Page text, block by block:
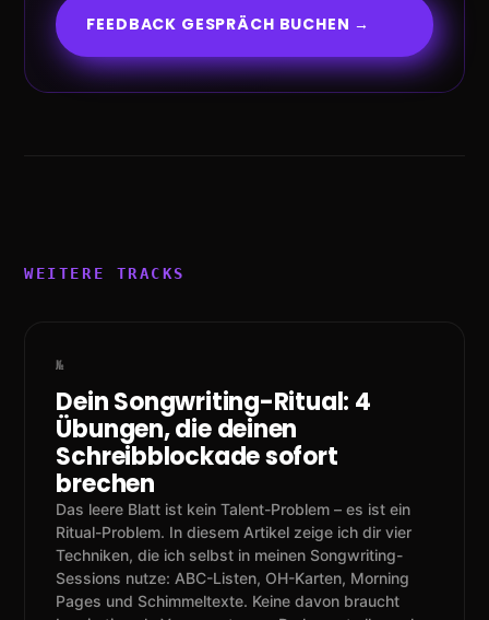
FEEDBACK GESPRÄCH BUCHEN →
Dein Songwriting-Ritual: 4
Übungen, die deinen
Schreibblockade sofort
brechen
Das leere Blatt ist kein Talent-Problem – es ist ein
Ritual-Problem. In diesem Artikel zeige ich dir vier
Techniken, die ich selbst in meinen Songwriting-
Sessions nutze: ABC-Listen, OH-Karten, Morning
Pages und Schimmeltexte. Keine davon braucht